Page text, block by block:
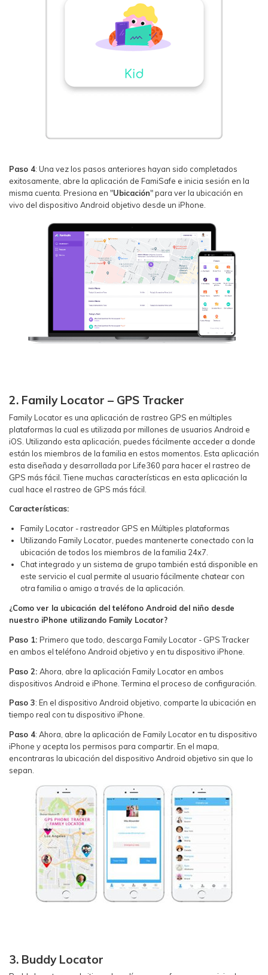
Paso 4: Una vez los pasos anteriores hayan sido completados
exitosamente, abre la aplicación de FamiSafe e inicia sesión en la
misma cuenta. Presiona en "Ubicación" para ver la ubicación en
vivo del dispositivo Android objetivo desde un iPhone.
2. Family Locator – GPS Tracker
Family Locator es una aplicación de rastreo GPS en múltiples
plataformas la cual es utilizada por millones de usuarios Android e
iOS. Utilizando esta aplicación, puedes fácilmente acceder a donde
están los miembros de la familia en estos momentos. Esta aplicación
esta diseñada y desarrollada por Life360 para hacer el rastreo de
GPS más fácil. Tiene muchas características en esta aplicación la
cual hace el rastreo de GPS más fácil.
Características:
Family Locator - rastreador GPS en Múltiples plataformas
Utilizando Family Locator, puedes mantenerte conectado con la
ubicación de todos los miembros de la familia 24x7.
Chat integrado y un sistema de grupo también está disponible en
este servicio el cual permite al usuario fácilmente chatear con
otra familia o amigo a través de la aplicación.
¿Como ver la ubicación del teléfono Android del niño desde
nuestro iPhone utilizando Family Locator?
Paso 1: Primero que todo, descarga Family Locator - GPS Tracker
en ambos el teléfono Android objetivo y en tu dispositivo iPhone.
Paso 2: Ahora, abre la aplicación Family Locator en ambos
dispositivos Android e iPhone. Termina el proceso de configuración.
Paso 3: En el dispositivo Android objetivo, comparte la ubicación en
tiempo real con tu dispositivo iPhone.
Paso 4: Ahora, abre la aplicación de Family Locator en tu dispositivo
iPhone y acepta los permisos para compartir. En el mapa,
encontraras la ubicación del dispositivo Android objetivo sin que lo
sepan.
3. Buddy Locator